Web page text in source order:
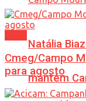
Natália
mantém
Cmeg/Campo
para agosto